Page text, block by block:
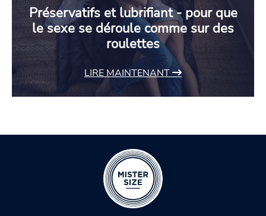
Préservatifs et lubrifiant - pour que
le sexe se déroule comme sur des
roulettes
LIRE MAINTENANT